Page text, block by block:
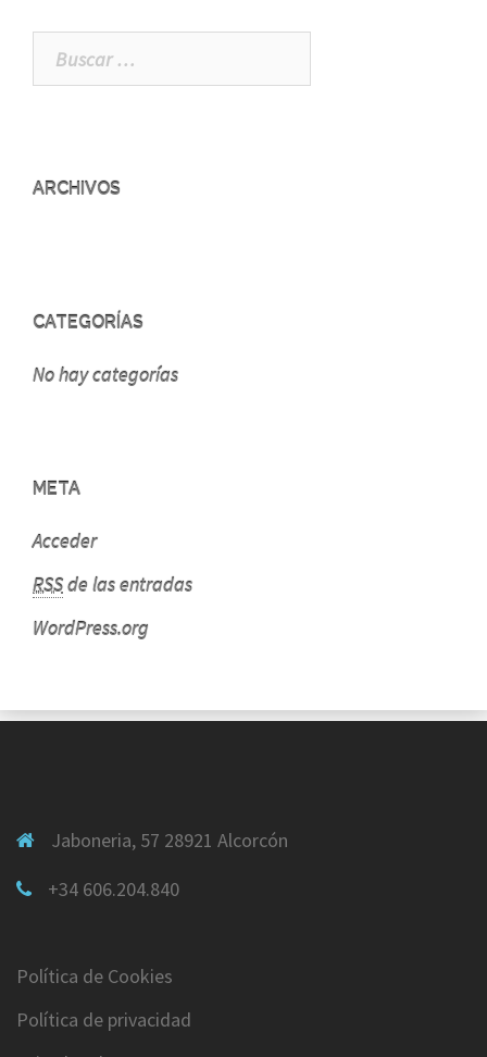
Buscar:
ARCHIVOS
CATEGORÍAS
No hay categorías
META
Acceder
RSSde las entradas
WordPress.org
Jaboneria, 57 28921 Alcorcón
+34 606.204.840
Política de Cookies
Política de privacidad